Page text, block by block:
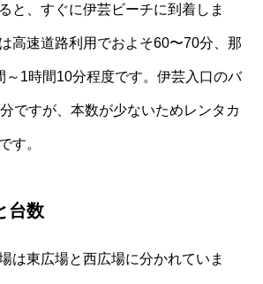
と、すぐに伊芸ビーチに到着しま
高速道路利用でおよそ60〜70分、那
～1時間10分程度です。伊芸入口のバ
ですが、本数が少ないためレンタカ
す。
台数
は東広場と西広場に分かれていま